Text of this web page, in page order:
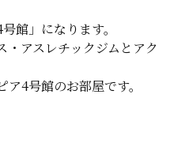
館」になります。
アスレチックジムとアク
4号館のお部屋です。